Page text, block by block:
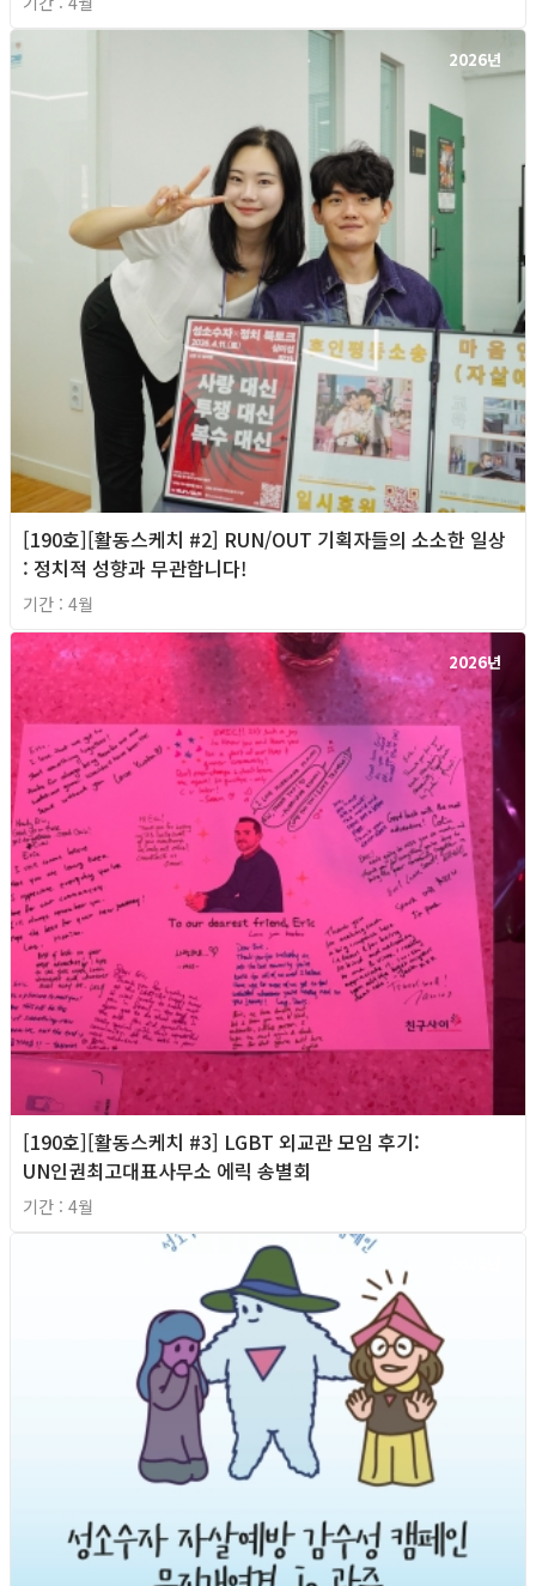
2026년
[190호][활동스케치 #2] RUN/OUT 기획자들의 소소한 일상
: 정치적 성향과 무관합니다!
기간 : 4월
2026년
[190호][활동스케치 #3] LGBT 외교관 모임 후기:
UN인권최고대표사무소 에릭 송별회
기간 : 4월